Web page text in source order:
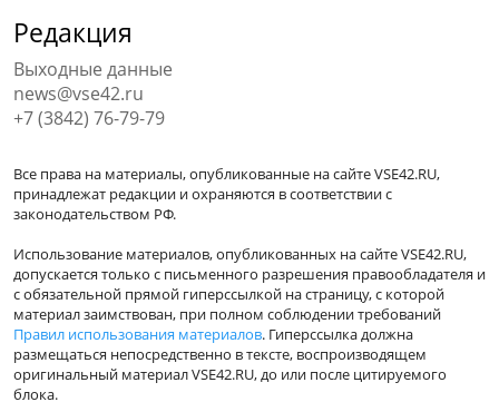
Редакция
Выходные данные
news@vse42.ru
+7 (3842) 76-79-79
Все права на материалы, опубликованные на сайте VSE42.RU,
принадлежат редакции и охраняются в соответствии с
законодательством РФ.
Использование материалов, опубликованных на сайте VSE42.RU,
допускается только с письменного разрешения правообладателя и
с обязательной прямой гиперссылкой на страницу, с которой
материал заимствован, при полном соблюдении требований
Правил использования материалов. Гиперссылка должна
размещаться непосредственно в тексте, воспроизводящем
оригинальный материал VSE42.RU, до или после цитируемого
блока.